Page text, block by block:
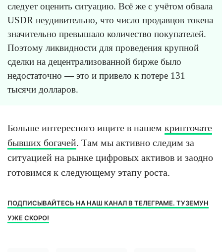
следует оценить ситуацию. Всё же с учётом обвала
USDR неудивительно, что число продавцов токена
значительно превышало количество покупателей.
Поэтому ликвидности для проведения крупной
сделки на децентрализованной бирже было
недостаточно — это и привело к потере 131
тысячи долларов.
Больше интересного ищите в нашем крипточате
бывших богачей. Там мы активно следим за
ситуацией на рынке цифровых активов и заодно
готовимся к следующему этапу роста.
ПОДПИСЫВАЙТЕСЬ НА НАШ КАНАЛ В ТЕЛЕГРАМЕ. ТУЗЕМУН
УЖЕ СКОРО!